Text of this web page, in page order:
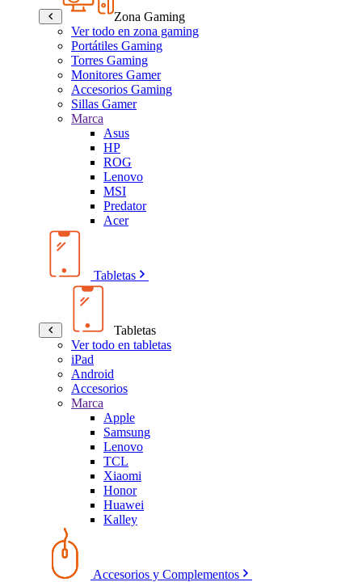
Zona Gaming
Ver todo en zona gaming
Portátiles Gaming
Torres Gaming
Monitores Gamer
Accesorios Gaming
Sillas Gamer
Marca
Asus
HP
ROG
Lenovo
MSI
Predator
Acer
Tabletas
Tabletas
Ver todo en tabletas
iPad
Android
Accesorios
Marca
Apple
Samsung
Lenovo
TCL
Xiaomi
Honor
Huawei
Kalley
Accesorios y Complementos